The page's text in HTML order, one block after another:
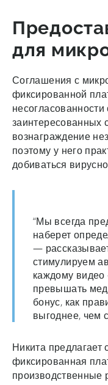
для
Соглашения с
фиксированной
заинтересованных
вознаграждение
поэтому у него
добиваться
“Мы всегда
наберет
—
стимулируем
каждому
превышать
бонус, как
выгоднее, чем
Никита
фиксированная